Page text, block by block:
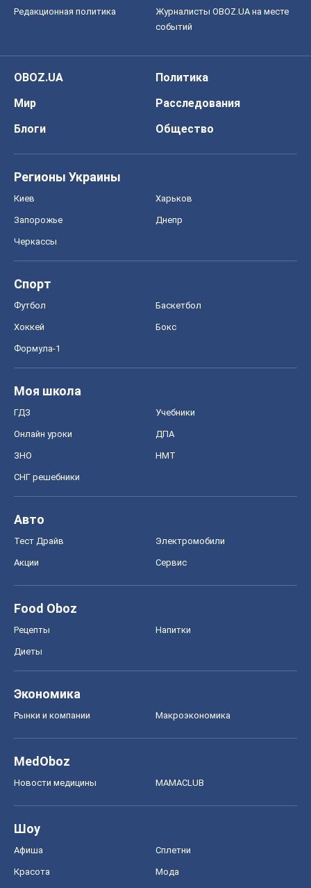
Редакционная политика
Журналисты OBOZ.UA на месте
событий
OBOZ.UA
Политика
Мир
Расследования
Блоги
Общество
Регионы Украины
Киев Харьков
Запорожье Днепр
Черкассы
Спорт
Футбол Баскетбол
Хоккей Бокс
Формула-1
Моя школа
ГДЗ Учебники
Онлайн уроки ДПА
ЗНО НМТ
СНГ решебники
Авто
Тест Драйв Электромобили
Акции Сервис
Food Oboz
Рецепты Напитки
Диеты
Экономика
Рынки и компании Mакроэкономика
MedOboz
Новости медицины MAMACLUB
Шоу
Афиша Сплетни
Красота Мода